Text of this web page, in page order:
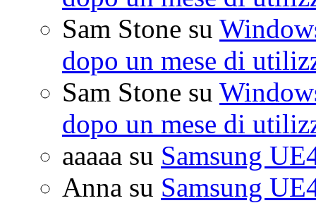
Sam Stone su
dopo un mese di
Sam Stone su
dopo un mese di
aaaaa su Samsung
Anna su Samsung